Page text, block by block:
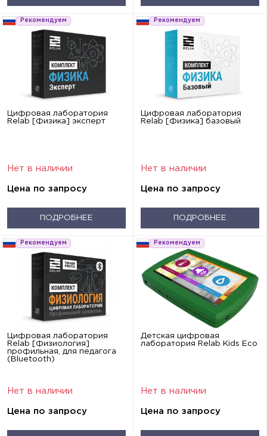
Рекомендуем
Цифровая лаборатория
Relab [Физика] эксперт
Нет в наличии
Цена по запросу
ПОДРОБНЕЕ
Рекомендуем
Цифровая лаборатория
Relab [Физика] базовый
Нет в наличии
Цена по запросу
ПОДРОБНЕЕ
Рекомендуем
Цифровая лаборатория
Relab [Физиология]
профильная, для педагога
(Bluetooth)
Нет в наличии
Цена по запросу
Рекомендуем
Детская цифровая
лаборатория Relab Kids Eco
Нет в наличии
Цена по запросу